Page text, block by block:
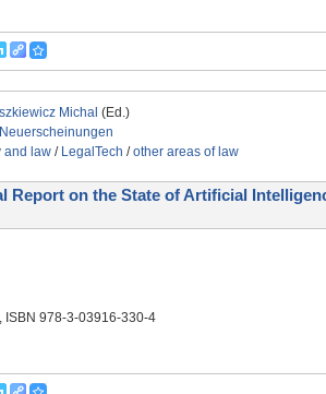
Michal (Ed.)
Neuerscheinungen
and law / LegalTech /other areas of law
Report on the State of Artificial
ISBN 978-3-03916-330-4